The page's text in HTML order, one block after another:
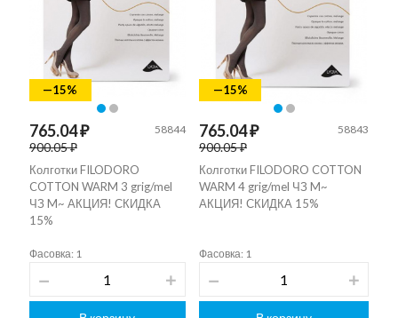
—15%
765.04 ₽
900.05 ₽
58844
Колготки FILODORO
COTTON WARM 3 grig/mel
ЧЗ M~ АКЦИЯ! СКИДКА
15%
Фасовка: 1
—15%
765.04 ₽
900.05 ₽
58843
Колготки FILODORO COTTON
WARM 4 grig/mel ЧЗ M~
АКЦИЯ! СКИДКА 15%
Фасовка: 1